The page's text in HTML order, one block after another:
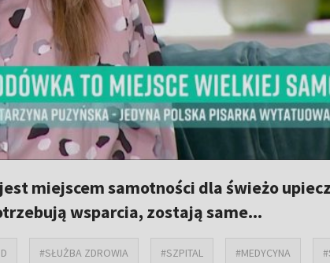
miejscem samotności dla świeżo
wsparcia, zostają same...
#SŁUŻBA ZDROWIA #SZPITAL #MEDYCYNA